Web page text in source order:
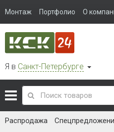
Монтаж Портфолио О
Я в Санкт-Петербурге
Распродажа